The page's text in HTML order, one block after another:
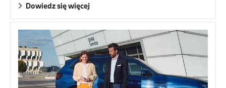
Dowiedz się więcej